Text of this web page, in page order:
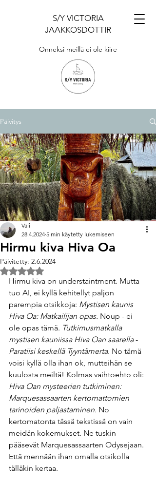
S/Y VICTORIA
JAAKKOSDOTTIR
Onneksi meillä ei ole kiire
Päivitys
Hirmu kiva Hiva Oa
Vali
28.4.2024 5 min käytetty lukemiseen
Päivitetty: 2.6.2024
Arvostelun tähtimäärä: epäluku/5
Hirmu kiva on understaintment. Mutta
tuo AI, ei kyllä kehitellyt paljon
parempia otsikkoja: Mystisen kaunis
Hiva Oa: Matkailijan opas. Noup - ei
ole opas tämä. Tutkimusmatkalla
mystisen kauniissa Hiva Oan saarella -
Paratiisi keskellä Tyyntämerta. No tämä
voisi kyllä olla ihan ok, mutteihän se
kuulosta meiltä! Kolmas vaihtoehto oli:
Hiva Oan mysteerien tutkiminen:
Marquesassaarten kertomattomien
tarinoiden paljastaminen. No
kertomatonta tässä tekstissä on vain
meidän kokemukset. Ne tuskin
pääsevät Marquesassaarten Odysejaan.
Että mennään ihan omalla otsikolla
tälläkin kertaa.